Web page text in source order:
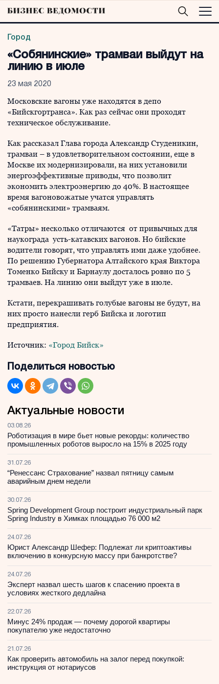
Город
«Собянинские» трамваи выйдут на
линию в июле
23 мая 2020
Московские вагоны уже находятся в депо
«Бийскгортранса». Как раз сейчас они проходят
техническое обслуживание.
Как рассказал Глава города Александр Студеникин,
трамваи – в удовлетворительном состоянии, еще в
Москве их модернизировали, на них установили
энергоэффективные приводы, что позволит
экономить электроэнергию до 40%. В настоящее
время вагоновожатые учатся управлять
«собянинскими» трамваям.
«Татры» несколько отличаются от привычных для
наукограда усть-катавских вагонов. Но бийские
водители говорят, что управлять ими даже удобнее.
По решению Губернатора Алтайского края Виктора
Томенко Бийску и Барнаулу досталось ровно по 5
трамваев. На линию они выйдут уже в июле.
Кстати, перекрашивать голубые вагоны не будут, на
них просто нанесли герб Бийска и логотип
предприятия.
Источник: «Город Бийск»
Поделиться новостью
Актуальные новости
03.08.26
Роботизация в мире бьет новые рекорды: количество
промышленных роботов выросло на 15% в 2025 году
31.07.26
“Ренессанс Страхование” назвал пятницу самым
аварийным днем недели
30.07.26
Spring Development Group построит индустриальный парк
Spring Industry в Химках площадью 76 000 м2
24.07.26
Юрист Александр Шефер: Подлежат ли криптоактивы
включению в конкурсную массу при банкротстве?
24.07.26
Эксперт назвал шесть шагов к спасению проекта в
условиях жесткого дедлайна
22.07.26
Минус 24% продаж — почему дорогой квартиры
покупателю уже недостаточно
21.07.26
Как проверить автомобиль на залог перед покупкой:
инструкция от нотариусов